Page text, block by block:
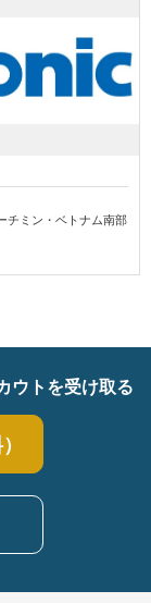
チミン・ベトナム南部
ウトを受け取る